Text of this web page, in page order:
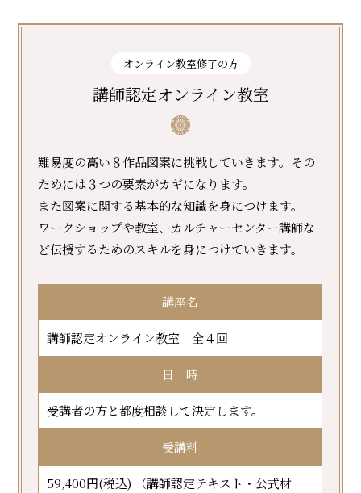
オンライン教室修了の方
講師認定オンライン教室
難易度の高い８作品図案に挑戦していきます。その
ためには３つの要素がカギになります。
また図案に関する基本的な知識を身につけます。
ワークショップや教室、カルチャーセンター講師な
ど伝授するためのスキルを身につけていきます。
講座名
講師認定オンライン教室 全４回
日 時
受講者の方と都度相談して決定します。
受講料
59,400円(税込) （講師認定テキスト・公式材